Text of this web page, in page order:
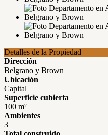
Detalles de la Propiedad
Dirección
Belgrano y Brown
Ubicación
Capital
Superficie cubierta
100 m²
Ambientes
3